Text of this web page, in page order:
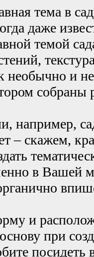
тема в
даже
темой
необычно и
собраны
например,
– скажем,
в Вашей
и
при
посидеть